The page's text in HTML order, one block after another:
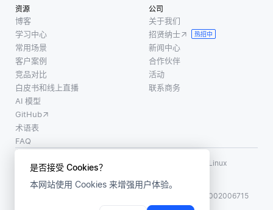
是否接受 Cookies？
本网站使用 Cookies 来增强用户体验。
资源
博客
学习中心
常用场景
客户案例
竞品对比
白皮书和线上直播
AI 模型
GitHub
术语表
FAQ
公司
关于我们
招贤纳士
热招中
新闻中心
合作伙伴
活动
联系商务
使用条款
LF AI、LF AI & Data、Milvus，以及相关的开源项目名称为 Linux
Foundation 所有商标
版权所有 ©2026 上海赜睿信息科技有限公司保留所有权利
沪公网安备31011002006715